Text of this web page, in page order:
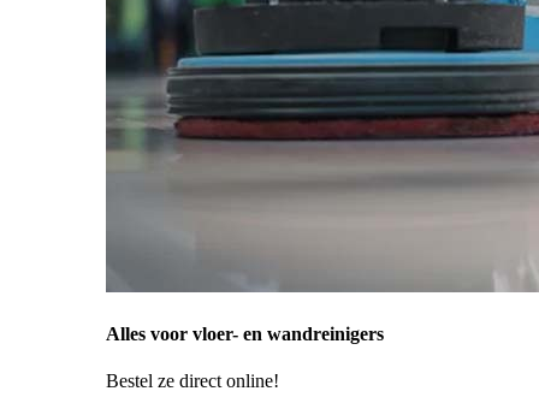
Alles voor vloer- en wandreinigers
Bestel ze direct online!